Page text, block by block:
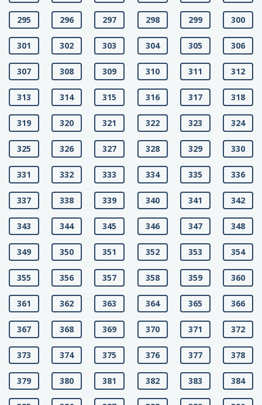
295 296 297 298 299 300
301 302 303 304 305 306
307 308 309 310 311 312
313 314 315 316 317 318
319 320 321 322 323 324
325 326 327 328 329 330
331 332 333 334 335 336
337 338 339 340 341 342
343 344 345 346 347 348
349 350 351 352 353 354
355 356 357 358 359 360
361 362 363 364 365 366
367 368 369 370 371 372
373 374 375 376 377 378
379 380 381 382 383 384